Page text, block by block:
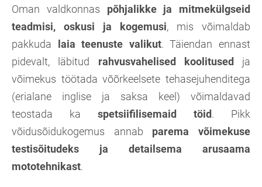
Oman valdkonnas põhjalikke ja mitmekülgseid
teadmisi, oskusi ja kogemusi, mis võimaldab
pakkuda laia teenuste valikut. Täiendan ennast
pidevalt, läbitud rahvusvahelised koolitusedja
võimekus töötada võõrkeelsete tehasejuhenditega
(erialane inglise ja saksa keel) võimaldavad
teostada ka spetsiifilisemaid töid. Pikk
võidusõidukogemus annab parema võimekuse
testisõitudeks ja detailsema arusaama
mototehnikast.